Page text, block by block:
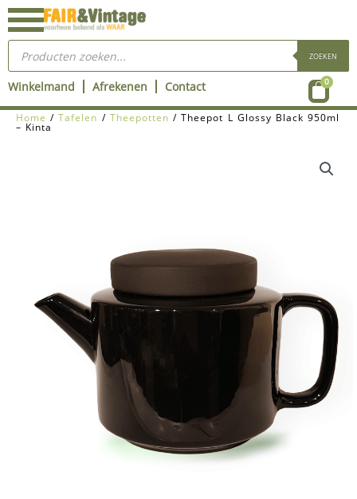
Ga
naar
inhoud
Producten
zoeken ZOEKEN
Winkelmand Afrekenen Contact 0
Home /Tafelen / Theepotten / Theepot L Glossy Black 950ml
– Kinta